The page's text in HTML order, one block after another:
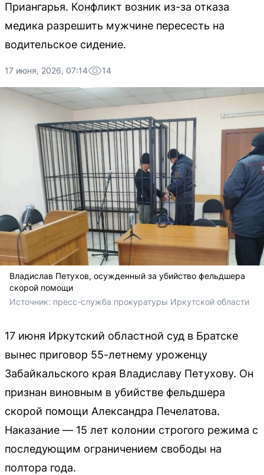
Приангарья. Конфликт возник из-за отказа
медика разрешить мужчине пересесть на
водительское сидение.
17 июня, 2026, 07:14 14
Владислав Петухов, осужденный за убийство фельдшера
скорой помощи
Источник: пресс-служба прокуратуры Иркутской области
17 июня Иркутский областной суд в Братске
вынес приговор 55-летнему уроженцу
Забайкальского края Владиславу Петухову. Он
признан виновным в убийстве фельдшера
скорой помощи Александра Печелатова.
Наказание — 15 лет колонии строгого режима с
последующим ограничением свободы на
полтора года.